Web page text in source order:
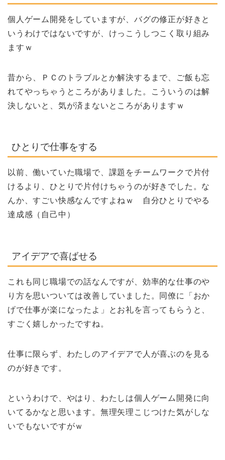
個人ゲーム開発をしていますが、バグの修正が好きと
いうわけではないですが、けっこうしつこく取り組み
ますｗ
昔から、ＰＣのトラブルとか解決するまで、ご飯も忘
れてやっちゃうところがありました。こういうのは解
決しないと、気が済まないところがありますｗ
ひとりで仕事をする
以前、働いていた職場で、課題をチームワークで片付
けるより、ひとりで片付けちゃうのが好きでした。な
んか、すごい快感なんですよねｗ 自分ひとりでやる
達成感（自己中）
アイデアで喜ばせる
これも同じ職場での話なんですが、効率的な仕事のや
り方を思いついては改善していました。同僚に「おか
げで仕事が楽になったよ」とお礼を言ってもらうと、
すごく嬉しかったですね。
仕事に限らず、わたしのアイデアで人が喜ぶのを見る
のが好きです。
というわけで、やはり、わたしは個人ゲーム開発に向
いてるかなと思います。無理矢理こじつけた気がしな
いでもないですがｗ